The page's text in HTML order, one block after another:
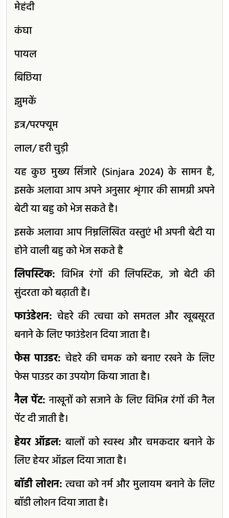
मेहंदी
कंघा
पायल
बिछिया
झुमकें
इत्र/परफ्यूम
लाल/ हरी चुड़ी
यह कुछ मुख्य सिंजारे (Sinjara 2024) के सामन है,
इसके अलावा आप अपने अनुसार शृंगार की सामग्री अपने
बेटी या बहु को भेज सकते है।
इसके अलावा आप निम्नलिखित वस्तुएं भी अपनी बेटी या
होने वाली बहु को भेज सकते है
लिपस्टिक: विभिन्न रंगों की लिपस्टिक, जो बेटी की
सुंदरता को बढ़ाती है।
फाउंडेशन: चेहरे की त्वचा को समतल और खूबसूरत
बनाने के लिए फाउंडेशन दिया जाता है।
फेस पाउडर: चेहरे की चमक को बनाए रखने के लिए
फेस पाउडर का उपयोग किया जाता है।
नैल पेंट: नाखूनों को सजाने के लिए विभिन्न रंगों की नैल
पेंट दी जाती है।
हेयर ऑइल: बालों को स्वस्थ और चमकदार बनाने के
लिए हेयर ऑइल दिया जाता है।
बॉडी लोशन:त्वचा को नर्म और मुलायम बनाने के लिए
बॉडी लोशन दिया जाता है।